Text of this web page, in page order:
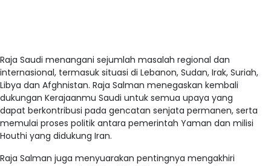
Raja Saudi menangani sejumlah masalah regional dan
internasional, termasuk situasi di Lebanon, Sudan, Irak, Suriah,
Libya dan Afghnistan. Raja Salman menegaskan kembali
dukungan Kerajaanmu Saudi untuk semua upaya yang
dapat berkontribusi pada gencatan senjata permanen, serta
memulai proses politik antara pemerintah Yaman dan milisi
Houthi yang didukung Iran.
Raja Salman juga menyuarakan pentingnya mengakhiri